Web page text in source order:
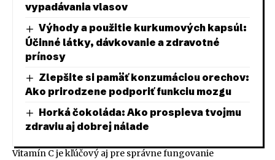
vypadávania vlasov
Výhody a použitie kurkumových kapsúl:
Účinné látky, dávkovanie a zdravotné
prínosy
Zlepšite si pamäť konzumáciou orechov:
Ako prirodzene podporiť funkciu mozgu
Horká čokoláda: Ako prospieva tvojmu
zdraviu aj dobrej nálade
Vitamín C je kľúčový aj pre správne fungovanie